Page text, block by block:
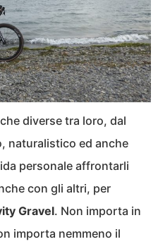
diverse tra loro, dal
naturalistico ed anche
personale affrontarli
con gli altri, per
Gravel. Non importa in
importa nemmeno il